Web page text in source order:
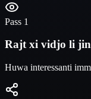
Pass 1
Rajt xi vidjo li
Huwa interessanti